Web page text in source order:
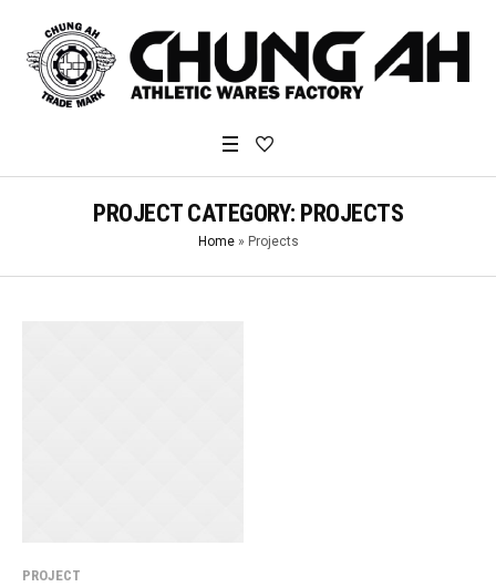
PROJECT CATEGORY: PROJECTS
Home» Projects
PROJECT